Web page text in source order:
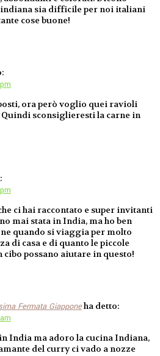
indiana sia difficile per noi italiani
cose buone!
ora però voglio quei ravioli
sconsiglieresti la carne in
ci hai raccontato e super invitanti
mai stata in India, ma ho ben
quando si viaggia per molto
di casa e di quanto le piccole
cibo possano aiutare in questo!
Fermata Giapponeha detto:
India ma adoro la cucina Indiana,
del curry ci vado a nozze